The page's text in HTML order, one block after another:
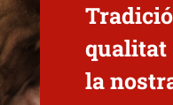
qualitat
la